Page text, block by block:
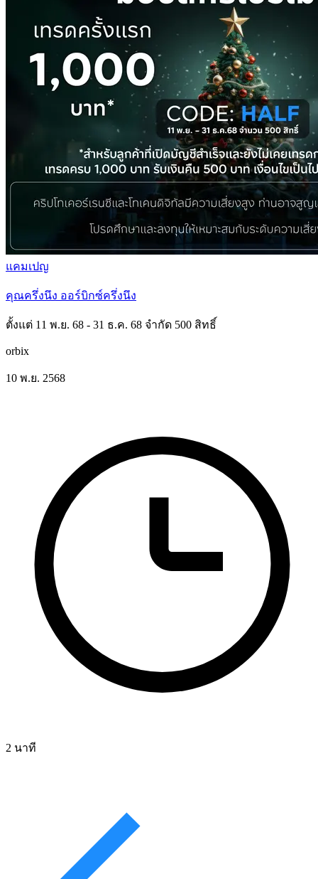
แคมเปญ
คุณครึ่งนึง ออร์บิกซ์ครึ่งนึง
ตั้งแต่ 11 พ.ย. 68 - 31 ธ.ค. 68 จำกัด 500 สิทธิ์
orbix
10 พ.ย. 2568
2 นาที